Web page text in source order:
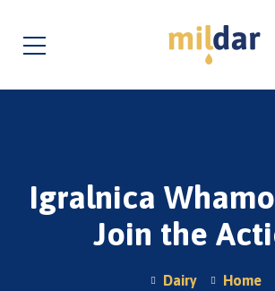
Igralnica
Join the
Home
Dairy